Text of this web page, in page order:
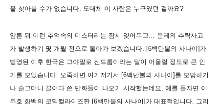
을 찾아볼 수가 없습니다. 도대체 이 사람은 누구였던 걸까요?
암튼 뭐 이런 추억속의 미스터리는 잠시 잊어두고… 문제의 추락사고
가 발생하기 몇 개월 전으로 돌아가 보겠습니다. [6백만불의 사나이]가
방영된 이후 한국은 그야말로 신드롬이라는 말이 어울릴 정도로 큰 인
기를 모았습니다. 오죽하면 여기저기서 [6백만불의 사나이]를 모방하거
나 슬그머니 끌어다 쓴 만화들이 나오기 시작했는데요, 예를 들자면 이
두호 화백의 코믹컬라이즈판 [6백만불의 사나이]가 대표적입니다. 그리